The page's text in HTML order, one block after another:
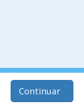
Continuar